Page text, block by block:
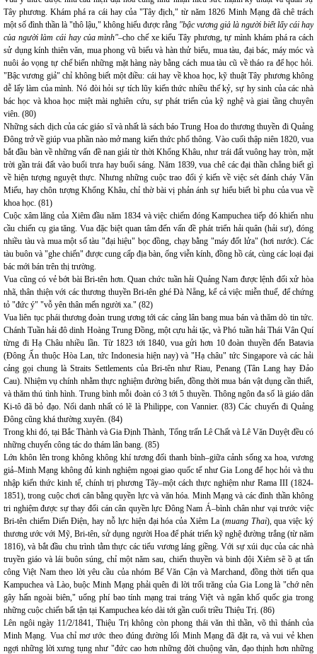
Tây phương. Khám phá ra cái hay của "Tây địch," từ năm 1826 Minh Mạng đã chê trách
một số đình thần là "thô lậu," không hiểu được rằng "bậc vương giả là người biết lấy cái hay
của người làm cái hay của mình"–cho chế xe kiểu Tây phương, tự mình khám phá ra cách
sử dụng kính thiên văn, mua phong vũ biểu và hàn thử biểu, mua tàu, đại bác, máy móc và
nuôi ảo vọng tự chế biến những mặt hàng này bằng cách mua tàu cũ về tháo ra để học hỏi.
"Bậc vương giả" chỉ không biết một điều: cái hay về khoa học, kỹ thuật Tây phương không
dễ lấy làm của mình. Nó đòi hỏi sự tích lũy kiến thức nhiều thế kỷ, sự hy sinh của các nhà
bác học và khoa học miệt mài nghiên cứu, sự phát triển của kỹ nghệ và giai tầng chuyên
viên. (80)
Những sách dịch của các giáo sĩ và nhất là sách báo Trung Hoa do thương thuyền đi Quảng
Đông trở về giúp vua phần nào mở mang kiến thức phổ thông. Vào cuối thập niên 1820, vua
bắt đầu bàn về những vấn đề nan giải từ thời Khổng Khâu, như trái đất vuông hay tròn, mặt
trời gần trái đất vào buổi trưa hay buổi sáng. Năm 1839, vua chê các đại thần chẳng biết gì
về hiện tượng nguyệt thực. Nhưng những cuộc trao đổi ý kiến về việc sét đánh cháy Văn
Miếu, hay chôn tượng Khổng Khâu, chỉ thờ bài vị phản ánh sự hiểu biết bì phu của vua về
khoa học. (81)
Cuộc xâm lăng của Xiêm đầu năm 1834 và việc chiếm đóng Kampuchea tiếp đó khiến nhu
cầu chiến cụ gia tăng. Vua đặc biệt quan tâm đến vấn đề phát triển hải quân (hải sư), đóng
nhiều tàu và mua một số tàu "đại hiệu" bọc đồng, chạy bằng "máy đốt lửa" (hơi nước). Các
tàu buôn và "ghe chiến" được cung cấp địa bàn, ống viễn kính, đồng hồ cát, cùng các loại đại
bác mới bán trên thị trường.
Vua cũng có vẻ bớt bài Bri-tên hơn. Quan chức tuần hải Quảng Nam được lệnh đối xử hòa
nhã, thân thiện với các thương thuyền Bri-tên ghé Đà Nẵng, kể cả việc miễn thuế, để chứng
tỏ "đức ý" "vỗ yên thân mến người xa." (82)
Vua liên tục phái thương đoàn trung ương tới các cảng lân bang mua bán và thăm dò tin tức.
Chánh Tuần hải đô dinh Hoàng Trung Đồng, một cựu hải tặc, và Phó tuần hải Thái Vân Quí
từng đi Hạ Châu nhiều lần. Từ 1823 tới 1840, vua gửi hơn 10 đoàn thuyền đến Batavia
(Đông Ấn thuộc Hòa Lan, tức Indonesia hiện nay) và "Hạ châu" tức Singapore và các hải
cảng gọi chung là Straits Settlements của Bri-tên như Riau, Penang (Tân Lang hay Đảo
Cau). Nhiệm vụ chính nhằm thực nghiệm đường biển, đồng thời mua bán vật dụng cần thiết,
và thăm thú tình hình. Trung bình mỗi đoàn có 3 tới 5 thuyền. Thông ngôn đa số là giáo dân
Ki-tô đã bỏ đạo. Nổi danh nhất có lẽ là Philippe, con Vannier. (83) Các chuyến đi Quảng
Đông cũng khá thường xuyên. (84)
Trong khi đó, tại Bắc Thành và Gia Định Thành, Tổng trấn Lê Chất và Lê Văn Duyệt đều có
những chuyến công tác do thám lân bang. (85)
Lớn khôn lên trong không không khí tương đối thanh bình–giữa cảnh sống xa hoa, vương
giả–Minh Mạng không đủ kinh nghiệm ngoại giao quốc tế như Gia Long để học hỏi và thu
nhập kiến thức kinh tế, chính trị phương Tây–một cách thực nghiệm như Rama III (1824-
1851), trong cuộc chơi cân bằng quyền lực và văn hóa. Minh Mạng và các đình thần không
tri nghiệm được sự thay đổi cán cân quyền lực Đông Nam Á–bình chân như vại trước việc
Bri-tên chiếm Diến Điện, hay nỗ lực hiện đại hóa của Xiêm La (muang Thai), qua việc ký
thương ước với Mỹ, Bri-tên, sử dụng người Hoa để phát triển kỹ nghệ đường trắng (từ năm
1816), và bắt đầu chu trình tằm thực các tiểu vương láng giềng. Với sự xúi dục của các nhà
truyền giáo và lái buôn súng, chỉ một năm sau, chiến thuyền và binh đội Xiêm sẽ ồ ạt tấn
công Việt Nam theo lời yêu cầu của nhóm Bế Văn Cận và Marchand, đồng thời tiến qua
Kampuchea và Lào, buộc Minh Mạng phải quên đi lời trối trăng của Gia Long là "chớ nên
gây hấn ngoài biên," uổng phí bao tính mạng trai tráng Việt và ngân khố quốc gia trong
những cuộc chiến bất tận tại Kampuchea kéo dài tới gần cuối triều Thiệu Trị. (86)
Lên ngôi ngày 11/2/1841, Thiệu Trị không còn phong thái văn thì thần, võ thì thánh của
Minh Mạng. Vua chỉ mơ ước theo đúng đường lối Minh Mạng đã đặt ra, và vui vẻ khen
ngợi những lời xưng tụng như "đức cao hơn những đời chuộng văn, đạo thịnh hơn những